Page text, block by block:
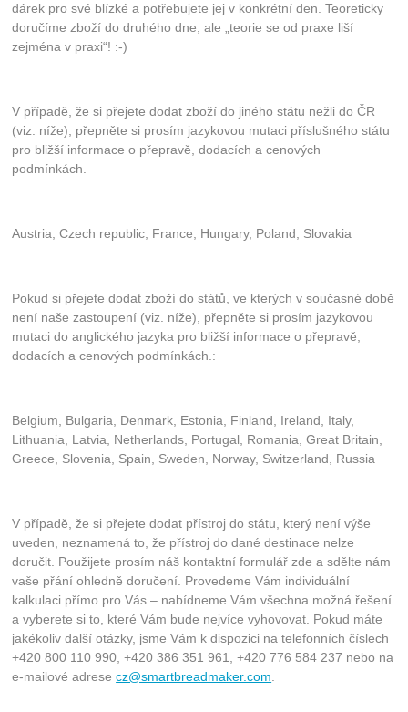
dárek pro své blízké a potřebujete jej v konkrétní den. Teoreticky
doručíme zboží do druhého dne, ale „teorie se od praxe liší
zejména v praxi“! :-)
V případě, že si přejete dodat zboží do jiného státu nežli do ČR
(viz. níže), přepněte si prosím jazykovou mutaci příslušného státu
pro bližší informace o přepravě, dodacích a cenových
podmínkách.
Austria, Czech republic, France, Hungary, Poland, Slovakia
Pokud si přejete dodat zboží do států, ve kterých v současné době
není naše zastoupení (viz. níže), přepněte si prosím jazykovou
mutaci do anglického jazyka pro bližší informace o přepravě,
dodacích a cenových podmínkách.:
Belgium, Bulgaria, Denmark, Estonia, Finland, Ireland, Italy,
Lithuania, Latvia, Netherlands, Portugal, Romania, Great Britain,
Greece, Slovenia, Spain, Sweden, Norway, Switzerland, Russia
V případě, že si přejete dodat přístroj do státu, který není výše
uveden, neznamená to, že přístroj do dané destinace nelze
doručit. Použijete prosím náš kontaktní formulář zde a sdělte nám
vaše přání ohledně doručení. Provedeme Vám individuální
kalkulaci přímo pro Vás – nabídneme Vám všechna možná řešení
a vyberete si to, které Vám bude nejvíce vyhovovat. Pokud máte
jakékoliv další otázky, jsme Vám k dispozici na telefonních číslech
+420 800 110 990, +420 386 351 961, +420 776 584 237 nebo na
e-mailové adresecz@smartbreadmaker.com